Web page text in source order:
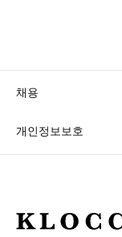
채용
개인정보보호
K